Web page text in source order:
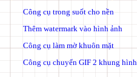
Công cụ trong suốt cho nền
Thêm watermark vào hình ảnh
Công cụ làm mờ khuôn mặt
Công cụ chuyển GIF 2 khung hình